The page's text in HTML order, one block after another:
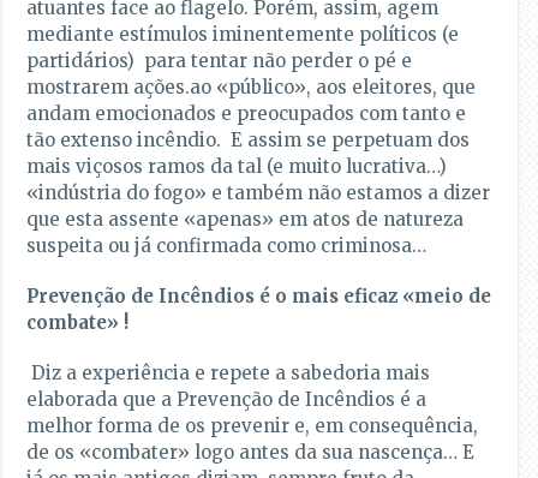
atuantes face ao flagelo. Porém, assim, agem
mediante estímulos iminentemente políticos (e
partidários) para tentar não perder o pé e
mostrarem ações.ao «público», aos eleitores, que
andam emocionados e preocupados com tanto e
tão extenso incêndio. E assim se perpetuam dos
mais viçosos ramos da tal (e muito lucrativa…)
«indústria do fogo» e também não estamos a dizer
que esta assente «apenas» em atos de natureza
suspeita ou já confirmada como criminosa…
Prevenção de Incêndios é o mais eficaz «meio de
combate» !
Diz a experiência e repete a sabedoria mais
elaborada que a Prevenção de Incêndios é a
melhor forma de os prevenir e, em consequência,
de os «combater» logo antes da sua nascença… E